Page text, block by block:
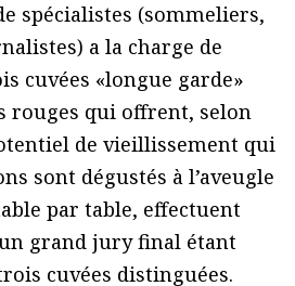
spécialistes (sommeliers,
a la charge de
cuvées «longue garde»
rouges qui offrent, selon
de vieillissement qui
sont dégustés à l’aveugle
par table, effectuent
grand jury final étant
cuvées distinguées.